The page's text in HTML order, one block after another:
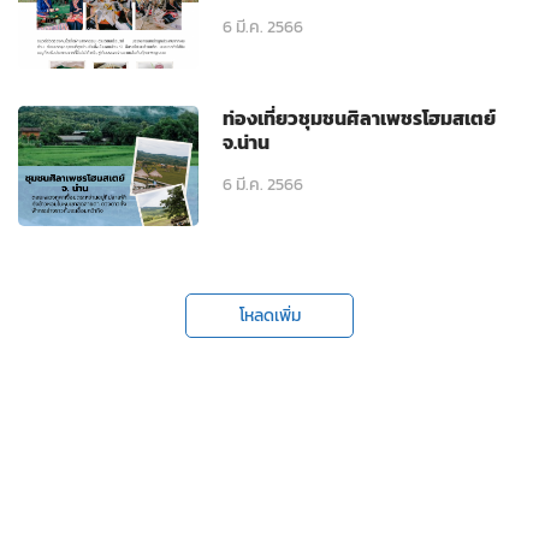
6 มี.ค. 2566
ท่องเที่ยวชุมชนศิลาเพชรโฮมสเตย์
จ.น่าน
6 มี.ค. 2566
โหลดเพิ่ม